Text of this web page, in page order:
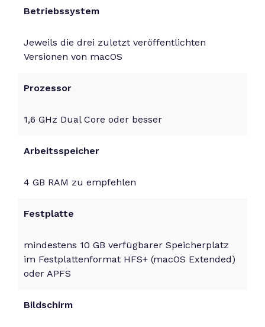
Betriebssystem
Jeweils die drei zuletzt veröffentlichten
Versionen von macOS
Prozessor
1,6 GHz Dual Core oder besser
Arbeitsspeicher
4 GB RAM zu empfehlen
Festplatte
mindestens 10 GB verfügbarer Speicherplatz
im Festplattenformat HFS+ (macOS Extended)
oder APFS
Bildschirm